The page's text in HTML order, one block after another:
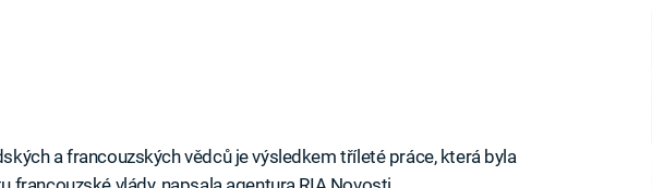
a francouzských vědců je výsledkem tříleté práce, která byla